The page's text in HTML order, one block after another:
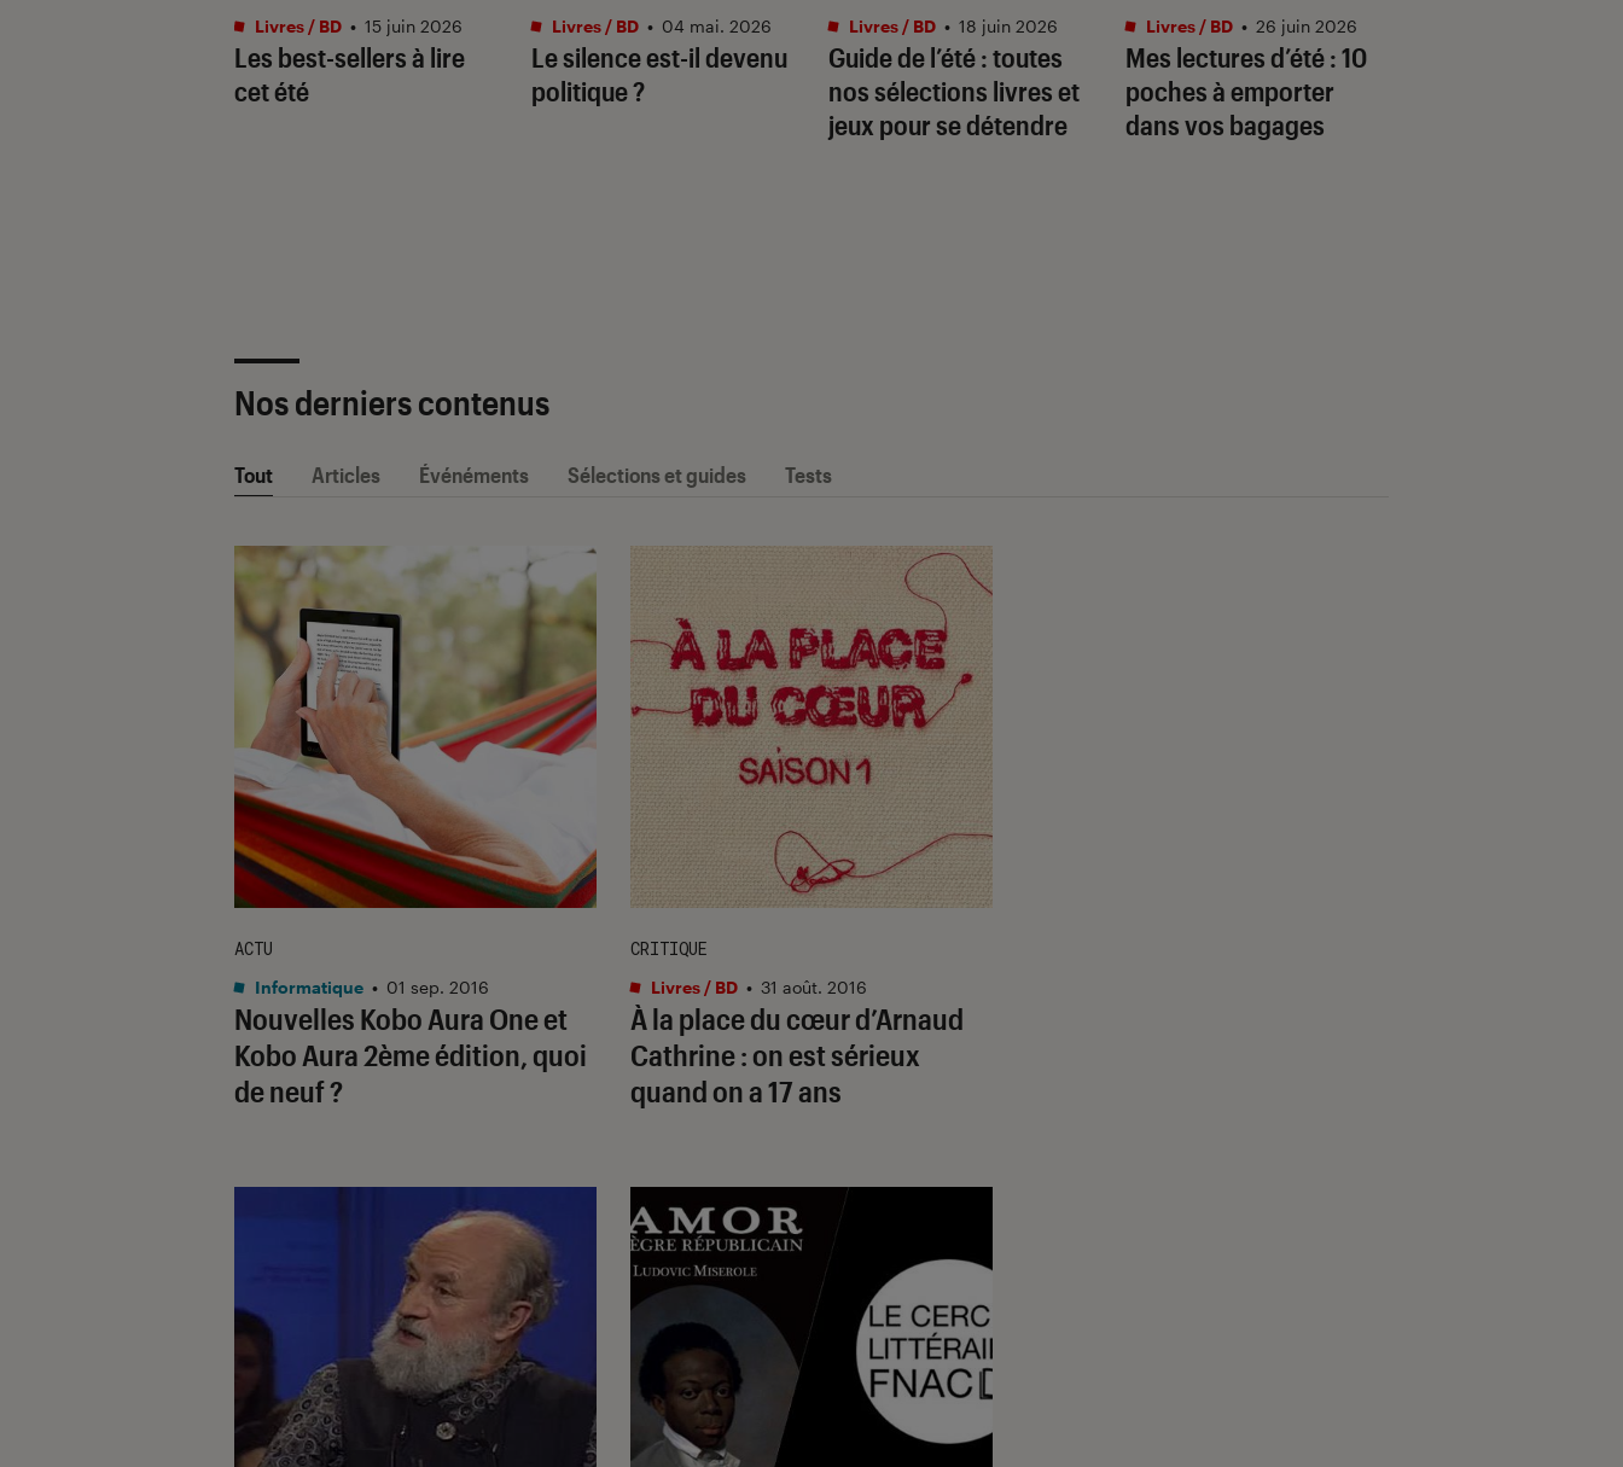
Les best-sellers à lire
cet été
Livres / BD • 15 juin 2026
Le silence est-il devenu
politique ?
Livres / BD • 04 mai. 2026
Guide de l’été : toutes
nos sélections livres et
jeux pour se détendre
Livres / BD • 18 juin 2026
Mes lectures d’été : 10
poches à emporter
dans vos bagages
Livres / BD • 26 juin 2026
Nos derniers contenus
Tout Articles Événéments Sélections et guides Tests
Nouvelles Kobo Aura One et
Kobo Aura 2ème édition, quoi
de neuf ?
ACTU
Informatique • 01 sep. 2016
À la place du cœur d’Arnaud
Cathrine : on est sérieux
quand on a 17 ans
CRITIQUE
Livres / BD • 31 août. 2016